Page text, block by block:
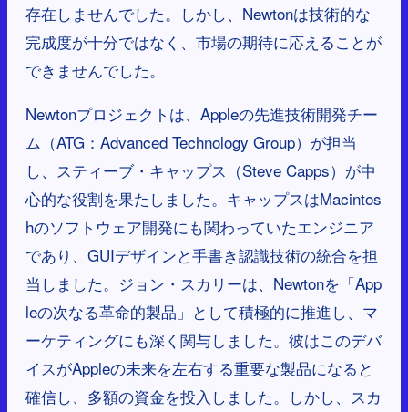
存在しませんでした。しかし、Newtonは技術的な
完成度が十分ではなく、市場の期待に応えることが
できませんでした。
Newtonプロジェクトは、Appleの先進技術開発チー
ム（ATG：Advanced Technology Group）が担当
し、スティーブ・キャップス（Steve Capps）が中
心的な役割を果たしました。キャップスはMacintos
hのソフトウェア開発にも関わっていたエンジニア
であり、GUIデザインと手書き認識技術の統合を担
当しました。ジョン・スカリーは、Newtonを「App
leの次なる革命的製品」として積極的に推進し、マ
ーケティングにも深く関与しました。彼はこのデバ
イスがAppleの未来を左右する重要な製品になると
確信し、多額の資金を投入しました。しかし、スカ